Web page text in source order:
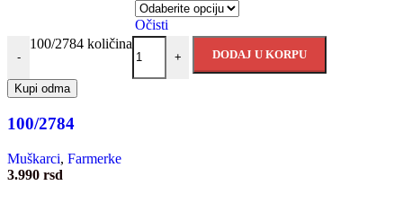
Očisti
-
100/2784 količina
+ DODAJ U KORPU
Kupi odma
100/2784
Muškarci, Farmerke
3.990 rsd